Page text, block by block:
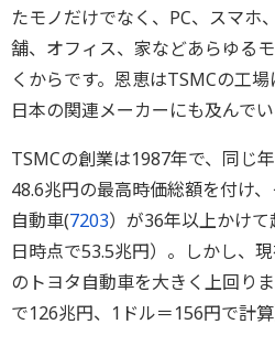
たモノだけでなく、PC、スマホ
舗、オフィス、家などあらゆる
くからです。恩恵はTSMCの工
日本の関連メーカーにも及んでい
TSMCの創業は1987年で、同じ
48.6兆円の最高時価総額を付け
自動車(7203）が36年以上かけ
日時点で53.5兆円）。しかし、
のトヨタ自動車を大きく上回り
で126兆円、1ドル＝156円で計算